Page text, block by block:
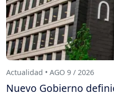
Actualidad • AGO 9 / 2026
Nuevo Gobierno